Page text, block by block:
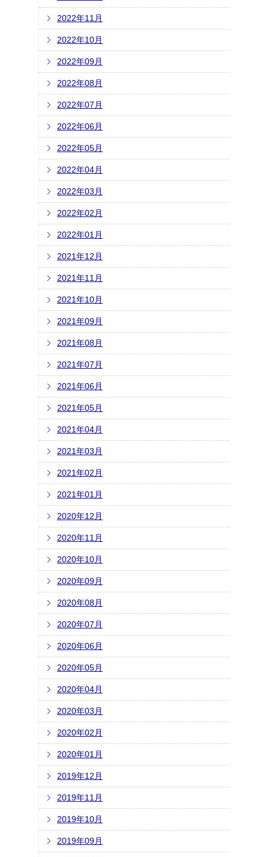
2022年11月
2022年10月
2022年09月
2022年08月
2022年07月
2022年06月
2022年05月
2022年04月
2022年03月
2022年02月
2022年01月
2021年12月
2021年11月
2021年10月
2021年09月
2021年08月
2021年07月
2021年06月
2021年05月
2021年04月
2021年03月
2021年02月
2021年01月
2020年12月
2020年11月
2020年10月
2020年09月
2020年08月
2020年07月
2020年06月
2020年05月
2020年04月
2020年03月
2020年02月
2020年01月
2019年12月
2019年11月
2019年10月
2019年09月